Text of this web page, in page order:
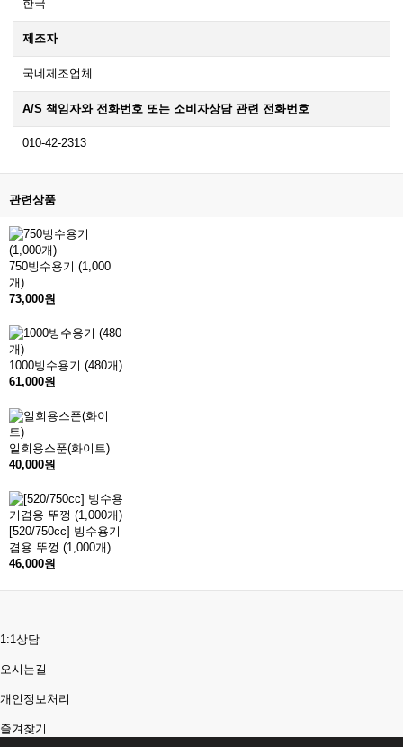
한국
제조자
국네제조업체
A/S 책임자와 전화번호 또는 소비자상담 관련 전화번호
010-42-2313
관련상품
750빙수용기 (1,000
개)
73,000원
1000빙수용기 (480개)
61,000원
일회용스푼(화이트)
40,000원
[520/750cc] 빙수용기
겸용 뚜껑 (1,000개)
46,000원
1:1상담
오시는길
개인정보처리
즐겨찾기